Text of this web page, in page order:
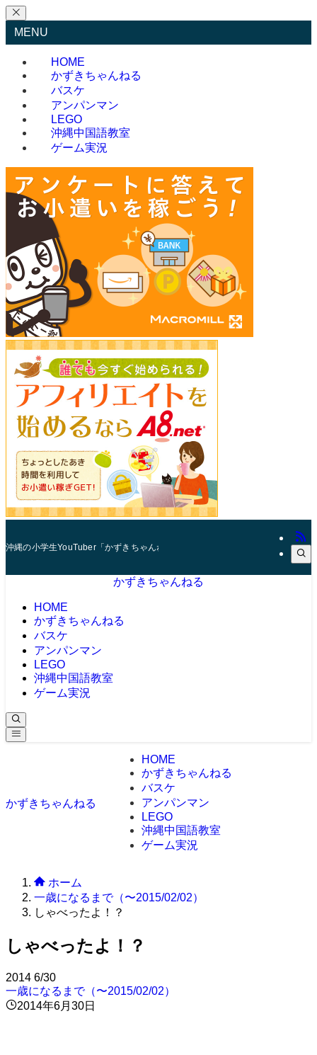
MENU
HOME
かずきちゃんねる
バスケ
アンパンマン
LEGO
沖縄中国語教室
ゲーム実況
沖縄の小学生YouTuber「かずきちゃんねる」。 マインクラフト（マイクラ）
かずきちゃんねる
HOME
かずきちゃんねる
バスケ
アンパンマン
LEGO
沖縄中国語教室
ゲーム実況
かずきちゃんねる
HOME
かずきちゃんねる
バスケ
アンパンマン
LEGO
沖縄中国語教室
ゲーム実況
ホーム
一歳になるまで（〜2015/02/02）
しゃべったよ！？
しゃべったよ！？
2014 6/30
一歳になるまで（〜2015/02/02）
2014年6月30日